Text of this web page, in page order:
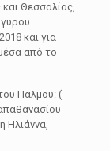
Θεσσαλίας,
και για
από το
Παλμού: (
Ηλιάννα,